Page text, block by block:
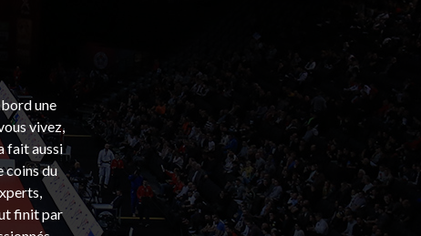
une
vivez,
fait aussi
coins du
finit par